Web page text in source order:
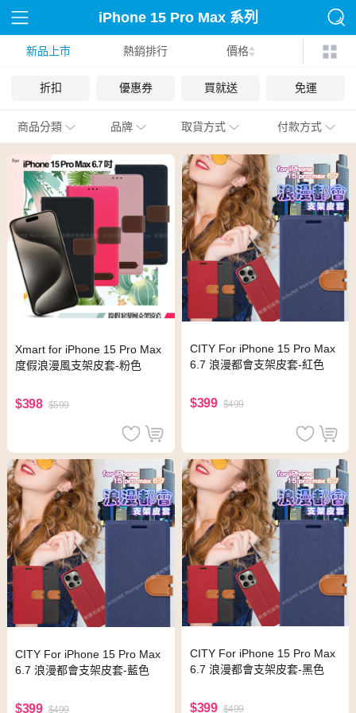
iPhone 15 Pro Max 系列
殼套
新品上市 熱銷排行 價格
折扣 優惠券 買就送 免運
商品分類 品牌 取貨方式 付款方式
Xmart for iPhone 15 Pro Max
度假浪漫風支架皮套-粉色
$398 $599
CITY For iPhone 15 Pro Max
6.7 浪漫都會支架皮套-紅色
$399 $499
CITY For iPhone 15 Pro Max
6.7 浪漫都會支架皮套-藍色
$399 $499
CITY For iPhone 15 Pro Max
6.7 浪漫都會支架皮套-黑色
$399 $499